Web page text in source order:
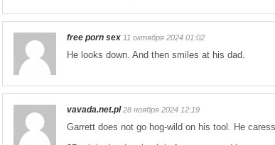
free porn sex 11 октября 2024 01:02
He looks down. And then smiles at his dad.
vavada.net.pl28 ноября 2024 12:19
Garrett does not go hog-wild on his tool. He